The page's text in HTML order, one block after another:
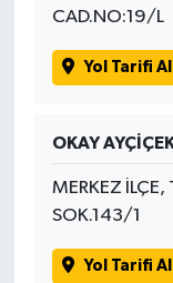
CAD.NO:19/L
Yol Tarifi Al
OKAY
MERKEZ İLÇE,
SOK.143/1
Yol Tarifi Al